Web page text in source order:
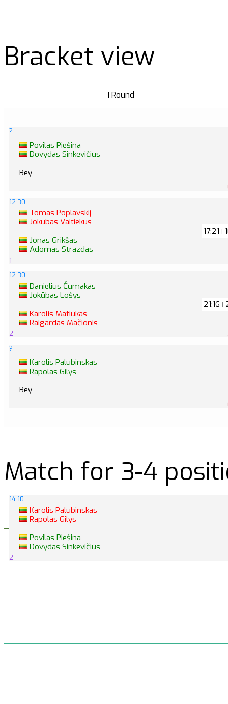
Bracket view
I Round
?
Povilas Piešina
Dovydas Sinkevičius
Bey
12:30
Tomas Poplavskij
Jokūbas Vaitiekus
17:21 |
Jonas Grikšas
Adomas Strazdas
1
12:30
Danielius Čumakas
Jokūbas Lošys
21:16 |
Karolis Matiukas
Raigardas Mačionis
2
?
Karolis Palubinskas
Rapolas Gilys
Bey
Match for 3-4
14:10
Karolis Palubinskas
Rapolas Gilys
Povilas Piešina
Dovydas Sinkevičius
2